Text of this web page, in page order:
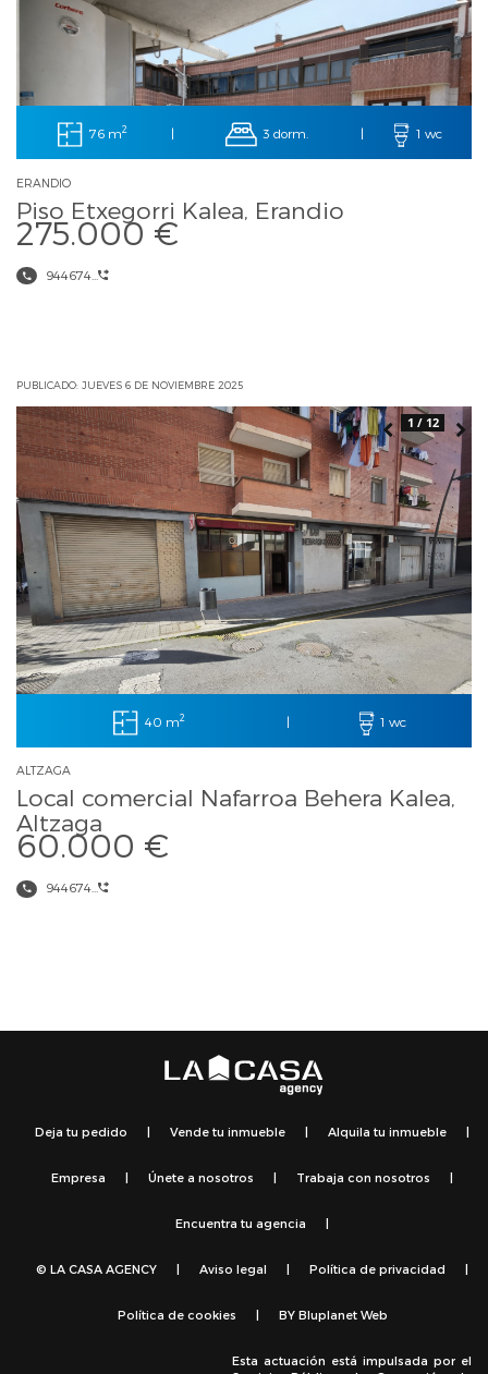
76 m2 | 3 dorm. | 1 wc
ERANDIO
Piso Etxegorri Kalea, Erandio
275.000 €
944674...
PUBLICADO: JUEVES 6 DE NOVIEMBRE 2025
1 / 12
40 m2 | 1 wc
ALTZAGA
Local comercial Nafarroa Behera Kalea,
Altzaga
60.000 €
944674...
Deja tu pedido Vende tu inmueble Alquila tu inmueble
Empresa Únete a nosotros Trabaja con nosotros
Encuentra tu agencia
© LA CASA AGENCY Aviso legal Política de privacidad
Política de cookies BY Bluplanet Web
Esta actuación está impulsada por el